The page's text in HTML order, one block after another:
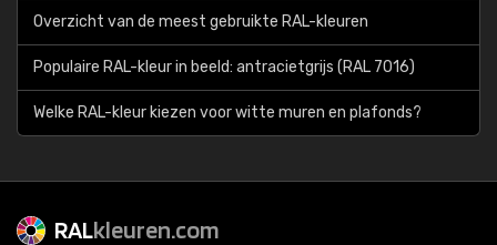
Overzicht van de meest gebruikte RAL-kleuren
Populaire RAL-kleur in beeld: antracietgrijs (RAL 7016)
Welke RAL-kleur kiezen voor witte muren en plafonds?
RALkleuren.com